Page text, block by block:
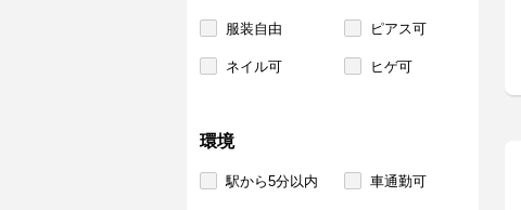
服装自由 ピアス可
ネイル可 ヒゲ可
環境
駅から5分以内 車通勤可